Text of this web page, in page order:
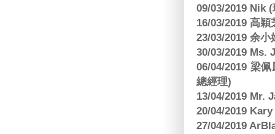
09/03/2019 Nik
16/03/2019 高
23/03/2019 余
30/03/2019 Ms.
06/04/2019 梁
總經理)
13/04/2019 Mr.
20/04/2019
27/04/2019